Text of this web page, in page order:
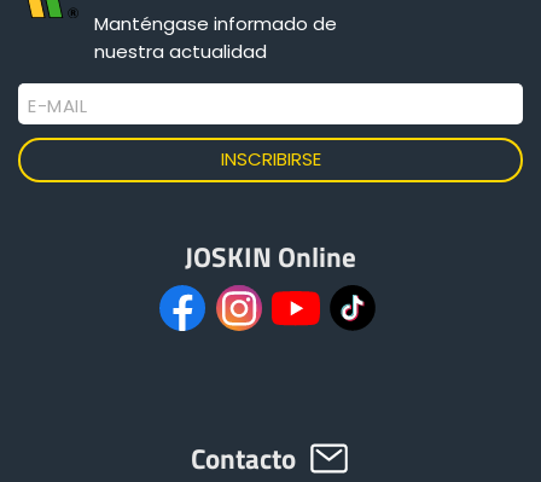
Manténgase informado de
nuestra actualidad
E-MAIL
JOSKIN Online
Contacto